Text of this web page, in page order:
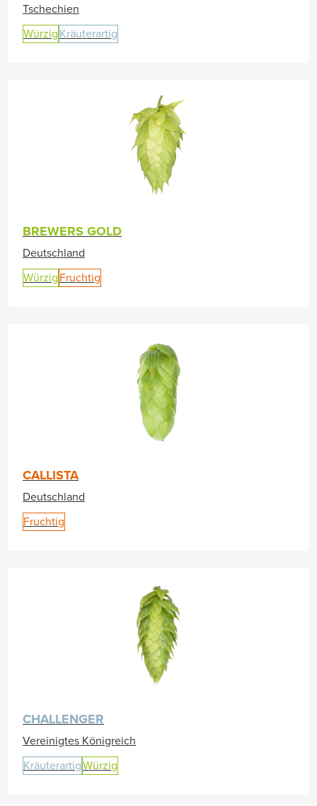
Tschechien
Würzig Kräuterartig
BREWERS GOLD
Deutschland
Würzig Fruchtig
CALLISTA
Deutschland
Fruchtig
CHALLENGER
Vereinigtes Königreich
KräuterartigWürzig